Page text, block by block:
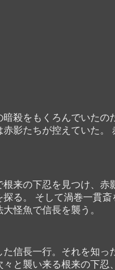
殺をもくろんでいたの
影たちが控えていた。
来の下忍を見つけ、赤
る。 そして渦巻一貫斎
怪魚で信長を襲う。
信長一行。それを知っ
と襲い来る根来の下忍